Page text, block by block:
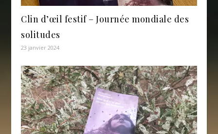
Clin d’œil festif – Journée mondiale des
solitudes
23 janvier 2024